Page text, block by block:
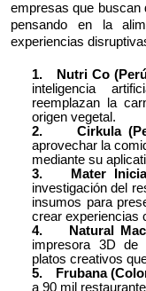
empresas que buscan
pensando en la
experiencias
1. Nutri Co
inteligencia
reemplazan la
origen vegetal.
2.
Cirkula
aprovechar la
mediante su
3.
Mater
investigación del
insumos para
crear experiencias
4.
Natural
impresora 3D de
platos creativos
5.
Frubana
a 90 mil